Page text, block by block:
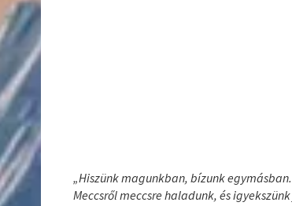
„Hiszünk magunkban, bízunk
Meccsről meccsre haladunk, és